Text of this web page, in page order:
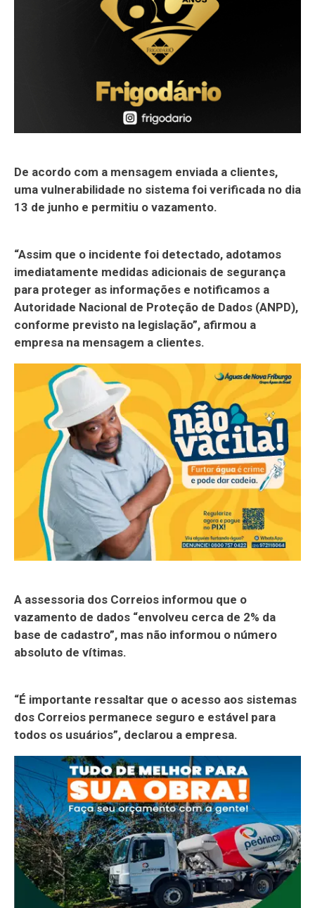
De acordo com a mensagem enviada a clientes,
uma vulnerabilidade no sistema foi verificada no dia
13 de junho e permitiu o vazamento.
“Assim que o incidente foi detectado, adotamos
imediatamente medidas adicionais de segurança
para proteger as informações e notificamos a
Autoridade Nacional de Proteção de Dados (ANPD),
conforme previsto na legislação”, afirmou a
empresa na mensagem a clientes.
A assessoria dos Correios informou que o
vazamento de dados “envolveu cerca de 2% da
base de cadastro”, mas não informou o número
absoluto de vítimas.
“É importante ressaltar que o acesso aos sistemas
dos Correios permanece seguro e estável para
todos os usuários”, declarou a empresa.